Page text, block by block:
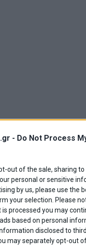
- Do Not Process
out of the sale, sharing
personal or sensitive
by us, please use the
your selection. Please
processed you may
based on personal
disclosed to
may separately opt-out